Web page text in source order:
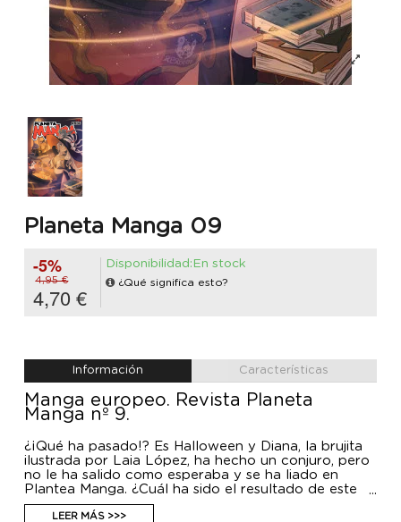
Planeta Manga 09
-5%
4,95 €
4,70 €
Disponibilidad:En stock
¿Qué significa esto?
Información Características
Manga europeo. Revista Planeta
Manga nº 9.
¿¡Qué ha pasado!? Es Halloween y Diana, la brujita
ilustrada por Laia López, ha hecho un conjuro, pero
no le ha salido como esperaba y se ha liado en
Plantea Manga. ¿Cuál ha sido el resultado de este
enorme desastre? Todo ha quedado bien enredado…
“Gryphoon” vendrá de la mano de Kaoru Okino y
LEER MÁS >>>